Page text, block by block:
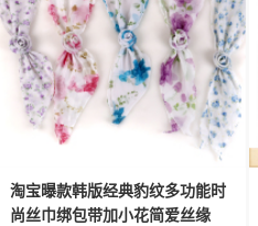
淘宝曝款韩版经典豹纹多功能时
尚丝巾绑包带加小花简爱丝缘